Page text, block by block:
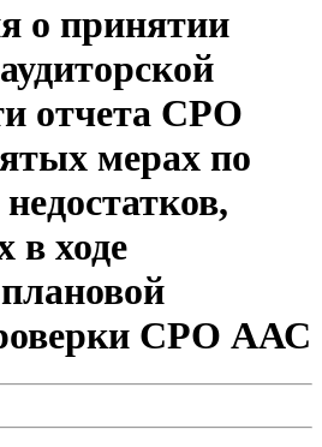
о принятии
отчета СРО
мерах по
в ходе
СРО ААС